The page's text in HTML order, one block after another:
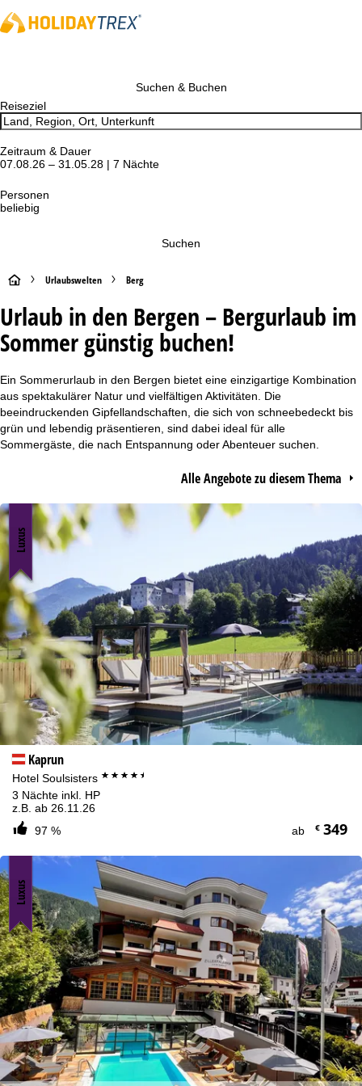
Suchen & Buchen
Reiseziel
Zeitraum & Dauer
07.08.26 – 31.05.28 | 7 Nächte
Personen
beliebig
Suchen
S
t
a
r
t
s
t
e
Urlaubswelten Berg
Urlaub in den Bergen – Bergurlaub im
Sommer günstig buchen!
Ein Sommerurlaub in den Bergen bietet eine einzigartige Kombination
aus spektakulärer Natur und vielfältigen Aktivitäten. Die
beeindruckenden Gipfellandschaften, die sich von schneebedeckt bis
grün und lebendig präsentieren, sind dabei ideal für alle
Sommergäste, die nach Entspannung oder Abenteuer suchen.
Alle Angebote zu diesem Thema
Kaprun
Hotel Soulsisters ****+
3 Nächte inkl. HP
z.B. ab 26.11.26
97 %
ab €349
Luxus
Luxus